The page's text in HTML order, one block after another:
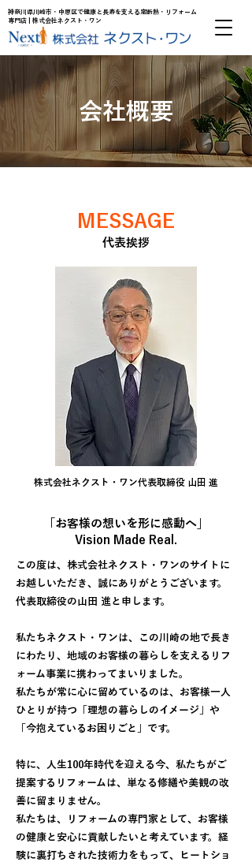
神奈川県川崎市・中原区で健康と長寿を支える窓断熱・リフォーム
専門店 | 株式会社ネクスト・ワン
会社概要
MESSAGE
代表挨拶
「お客様の想いを形に感動へ」
Vision Made Real.
この度は、株式会社ネクスト・ワンのサイトに
お越しいただき、誠にありがとうございます。
代表取締役の山田 進と申します。
私たちネクスト・ワンは、この川崎の地で長き
にわたり、地域のお客様の暮らしを支えるリフ
ォーム事業に携わってまいりました。
私たちが常に心に留めているのは、お客様一人
ひとりが持つ「理想の暮らしのイメージ」や
「今抱えているお困りごと」です。
特に、人生100年時代を迎える今、私たちがご
提案するリフォームは、単なる修繕や美観の改
善に留まりません。
私たちは、リフォームの専門家として、お客様
の健康と安心に貢献したいと考えています。経
験に裏打ちされた技術力をもって、ヒートショ
株式会社ネクスト・ワン代表取締役 山田 進